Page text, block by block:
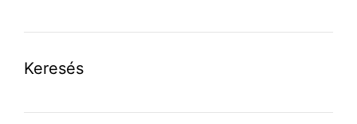
Keresés